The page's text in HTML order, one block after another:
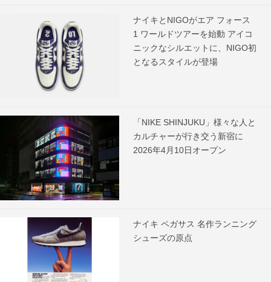
ナイキとNIGOがエア フォース
1 ワールドツアーを始動 アイコ
ニックなシルエットに、NIGO初
となるスタイルが登場
「NIKE SHINJUKU」様々な人と
カルチャーが行き交う新宿に
2026年4月10日オープン
ナイキ ペガサス 名作ランニング
シューズの原点